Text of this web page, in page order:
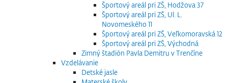
Športový areál pri ZŠ, Hodžova 37
Športový areál pri ZŠ, Ul. L.
Novomeského 11
Športový areál pri ZŠ, Veľkomoravská 12
Športový areál pri ZŠ, Východná
Zimný štadión Pavla Demitru v Trenčíne
Vzdelávanie
Detské jasle